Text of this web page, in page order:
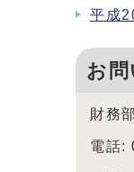
平成
お
財務
電話: